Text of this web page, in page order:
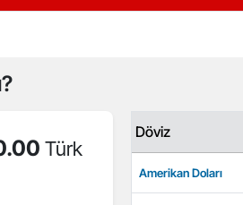
Türk
Döviz
Amerikan Doları